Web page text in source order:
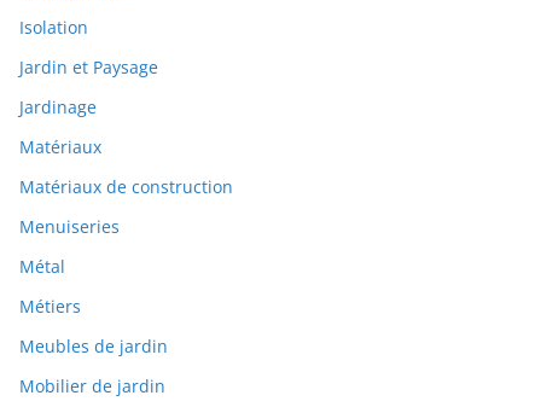
Isolation
Jardin et Paysage
Jardinage
Matériaux
Matériaux de construction
Menuiseries
Métal
Métiers
Meubles de jardin
Mobilier de jardin